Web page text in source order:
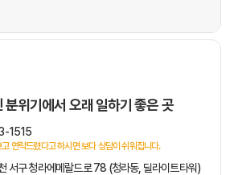
분위기에서 오래 일하기 좋은 곳
1515
연락드렸다고 하시면 보다 상담이 쉬워집니다.
서구 청라에메랄드로 78 (청라동, 딜라이트타워)